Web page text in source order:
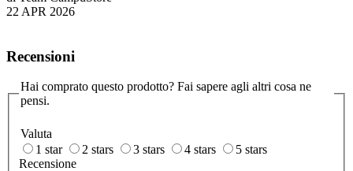
22 APR 2026
Recensioni
Hai comprato questo prodotto? Fai sapere agli altri cosa ne
pensi.
Valuta
1 star
2 stars 3 stars 4 stars
5 stars
Recensione